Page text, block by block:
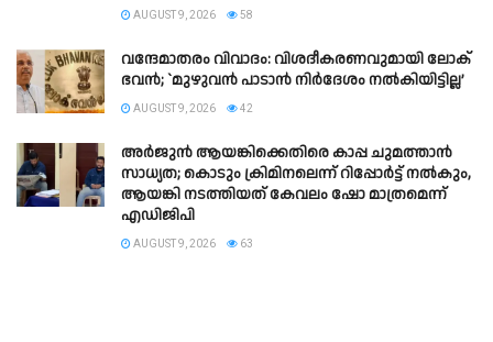
AUGUST 9, 2026 58
വന്ദേമാതരം വിവാദം: വിശദീകരണവുമായി ലോക്
ഭവൻ; `മുഴുവൻ പാടാൻ നിർദേശം നൽകിയിട്ടില്ല’
AUGUST 9, 2026 42
അർജുൻ ആയങ്കിക്കെതിരെ കാപ്പ ചുമത്താൻ
സാധ്യത; കൊടും ക്രിമിനലെന്ന് റിപ്പോർട്ട് നൽകും,
ആയങ്കി നടത്തിയത് കേവലം ഷോ മാത്രമെന്ന്
എഡിജിപി
AUGUST 9, 2026 63